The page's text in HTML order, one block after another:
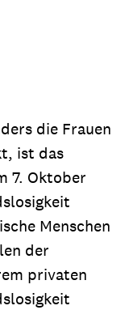
die Frauen
ist das
7. Oktober
Menschen
der
privaten